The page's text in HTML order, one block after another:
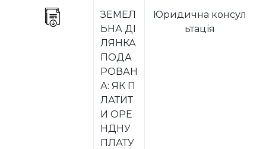
ЗЕМЕЛ
ЬНА ДІ
ЛЯНКА
ПОДА
РОВАН
А: ЯК П
ЛАТИТ
И ОРЕ
НДНУ
ПЛАТУ
Юридична консул
ьтація